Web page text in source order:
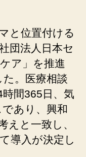
と位置付ける
団法人日本セ
ア」を推進
。医療相談
間365⽇、気
あり、興和
えと⼀致し、
導⼊が決定し